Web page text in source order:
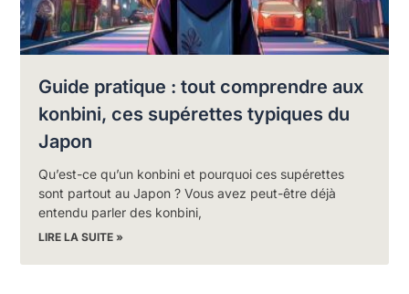
Guide pratique : tout comprendre aux
konbini, ces supérettes typiques du
Japon
Qu’est-ce qu’un konbini et pourquoi ces supérettes
sont partout au Japon ? Vous avez peut-être déjà
entendu parler des konbini,
LIRE LA SUITE »